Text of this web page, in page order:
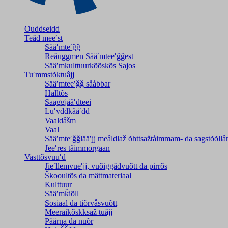
Ouddseidd
Teâđ meeʹst
Sääʹmteʹǧǧ
Reâuggmen Sääʹmteeʹǧǧest
Sääʹmkulttuurkõõskõs Sajos
Tuʹmmstõktuâjj
Sääʹmteeʹǧǧ sååbbar
Halltõs
Saaǥǥjååʹđteei
Luʹvddkååʹdd
Vaaldâšm
Vaal
Sääʹmteʹǧǧlääʹjj meâldlaž õhttsažtåimmam- da
Jeeʹres tåimmorgaan
Vasttõsvuuʹd
Jieʹllemvueʹjj, vuõiggâdvuõtt da pirrõs
Škooultõs da mättmateriaal
Kulttuur
Sääʹmǩiõll
Sosiaal da tiõrvâsvuõtt
Meeraikõskksaž tuâjj
Päärna da nuõr